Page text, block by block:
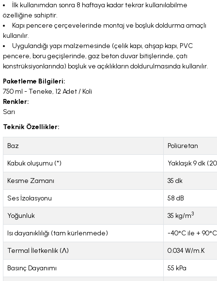
İlk kullanımdan sonra 8 haftaya kadar tekrar kullanılabilme
özelliğine sahiptir.
Kapı pencere çerçevelerinde montaj ve boşluk doldurma amaçlı
kullanılır.
Uygulandığı yapı malzemesinde (çelik kapı, ahşap kapı, PVC
pencere, boru geçişlerinde, gaz beton duvar bitişlerinde, çatı
konstrüksiyonlarında) boşluk ve açıklıkların doldurulmasında kullanılır.
Paketleme Bilgileri:
750 ml - Teneke, 12 Adet / Koli
Renkler:
Sarı
Teknik Özellikler:
Baz Poliüretan
Kabuk oluşumu (*) Yaklaşık 9 dk
Kesme Zamanı 35 dk
Ses İzolasyonu 58 dB
Yoğunluk 35 kg/m3
Isı dayanıklılığı (tam kürlenmede) -40°C ile + 90°C
Termal İletkenlik (Λ) 0.034 W/m.K
Basınç Dayanımı 55 kPa